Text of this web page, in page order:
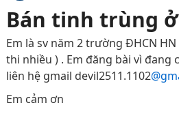
Bán tinh trùng
Em là sv năm 2 trường ĐHCN
thi nhiều ) . Em đăng bài vì đang
liên hệ gmail devil2511.1102
Em cảm ơn